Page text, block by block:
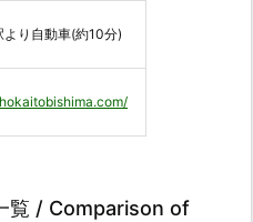
より自動車(約10分)
覧 / Comparison of